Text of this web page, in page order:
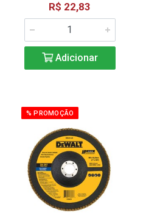
R$ 22,83
Adicionar
% PROMOÇÃO